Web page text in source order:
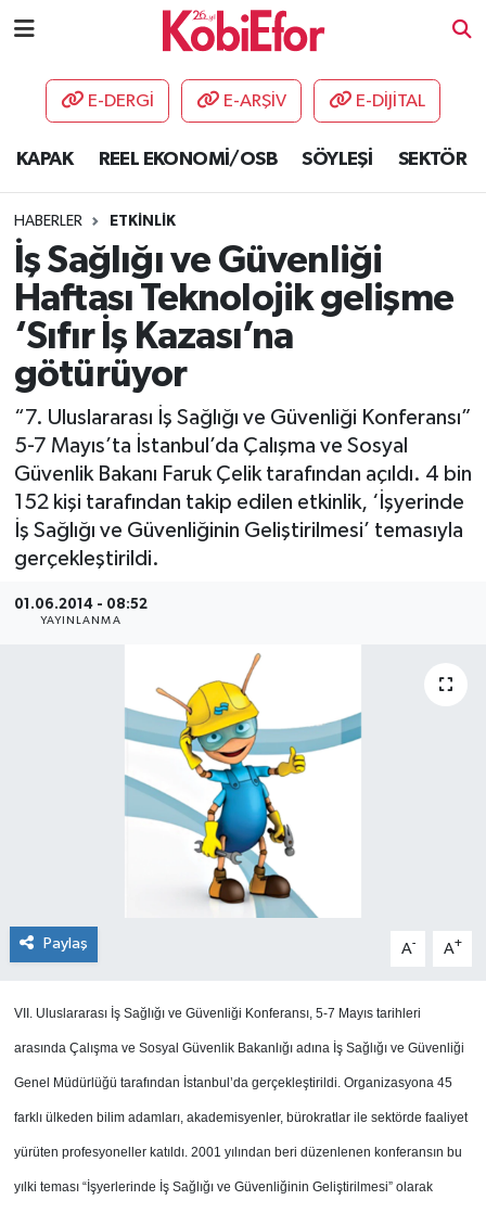
E-DERGİ E-ARŞİV E-DİJİTAL
KAPAK REEL EKONOMİ/OSB SÖYLEŞİ SEKTÖR
HABERLER ETKİNLİK
İş Sağlığı ve Güvenliği
Haftası Teknolojik gelişme
‘Sıfır İş Kazası’na
götürüyor
“7. Uluslararası İş Sağlığı ve Güvenliği Konferansı”
5-7 Mayıs’ta İstanbul’da Çalışma ve Sosyal
Güvenlik Bakanı Faruk Çelik tarafından açıldı. 4 bin
152 kişi tarafından takip edilen etkinlik, ‘İşyerinde
İş Sağlığı ve Güvenliğinin Geliştirilmesi’ temasıyla
gerçekleştirildi.
01.06.2014 - 08:52
YAYINLANMA
Paylaş A- A+
VII. Uluslararası İş Sağlığı ve Güvenliği Konferansı, 5-7 Mayıs tarihleri
arasında Çalışma ve Sosyal Güvenlik Bakanlığı adına İş Sağlığı ve Güvenliği
Genel Müdürlüğü tarafından İstanbul’da gerçekleştirildi. Organizasyona 45
farklı ülkeden bilim adamları, akademisyenler, bürokratlar ile sektörde faaliyet
yürüten profesyoneller katıldı. 2001 yılından beri düzenlenen konferansın bu
yılki teması “İşyerlerinde İş Sağlığı ve Güvenliğinin Geliştirilmesi” olarak
AKADEMİ
DESTEK-TEŞVİK
ETKİNLİK
GÜNCEL
HABERLER
KAPAK
OSB
SEKTÖR